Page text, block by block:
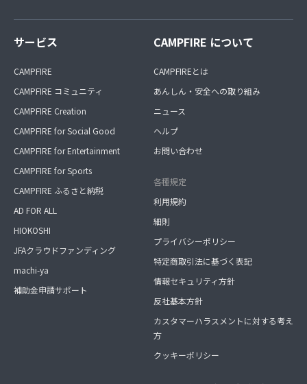
サービス
CAMPFIRE
CAMPFIRE コミュニティ
CAMPFIRE Creation
CAMPFIRE for Social Good
CAMPFIRE for Entertainment
CAMPFIRE for Sports
CAMPFIRE ふるさと納税
AD FOR ALL
HIOKOSHI
JFAクラウドファンディング
machi-ya
補助金申請サポート
CAMPFIRE について
CAMPFIREとは
あんしん・安全への取り組み
ニュース
ヘルプ
お問い合わせ
各種規定
利用規約
細則
プライバシーポリシー
特定商取引法に基づく表記
情報セキュリティ方針
反社基本方針
カスタマーハラスメントに対する考え
方
クッキーポリシー